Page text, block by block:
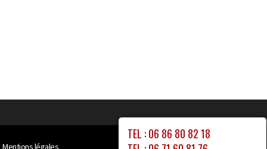
TEL : 06 86 80 82 18
Mentions légales